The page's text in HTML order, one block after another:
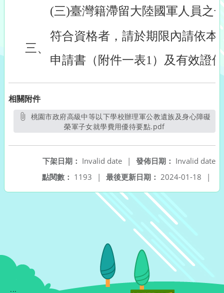
(三)臺灣籍滯留大陸國軍人員之
三、
符合資格者，請於期限內請依本
申請書（附件一表1）及有效證
相關附件
榮軍子女就學費用優待要點.pdf另開新視窗
發佈日期： Invalid date
下架日期： Invalid date
|
最後更新日期： 2024-01-18 |
點閱數： 1193 |